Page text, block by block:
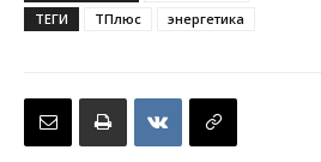
ТЕГИ
ТПлюс энергетика